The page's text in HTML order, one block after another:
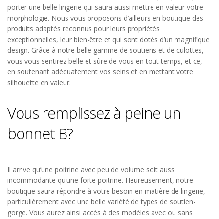
porter une belle lingerie qui saura aussi mettre en valeur votre
morphologie. Nous vous proposons d’ailleurs en boutique des
produits adaptés reconnus pour leurs propriétés
exceptionnelles, leur bien-être et qui sont dotés d’un magnifique
design. Grâce à notre belle gamme de soutiens et de culottes,
vous vous sentirez belle et sûre de vous en tout temps, et ce,
en soutenant adéquatement vos seins et en mettant votre
silhouette en valeur.
Vous remplissez à peine un
bonnet B?
Il arrive qu’une poitrine avec peu de volume soit aussi
incommodante qu’une forte poitrine. Heureusement, notre
boutique saura répondre à votre besoin en matière de lingerie,
particulièrement avec une belle variété de types de soutien-
gorge. Vous aurez ainsi accès à des modèles avec ou sans